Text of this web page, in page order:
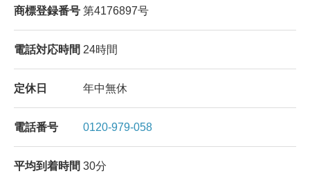
商標登録番号 第4176897号
電話対応時間 24時間
定休日 年中無休
電話番号 0120-979-058
平均到着時間 30分